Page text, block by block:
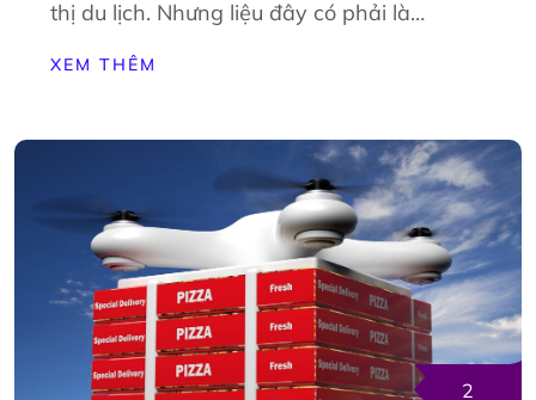
thị du lịch. Nhưng liệu đây có phải là…
XEM THÊM
2